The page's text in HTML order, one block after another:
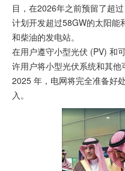
目，在2026年之前预留了超
计划开发超过58GW的太阳能
和柴油的发电站。
在用户遵守小型光伏 (PV) 和
许用户将小型光伏系统和其
2025 年，电网将完全准备好
入。